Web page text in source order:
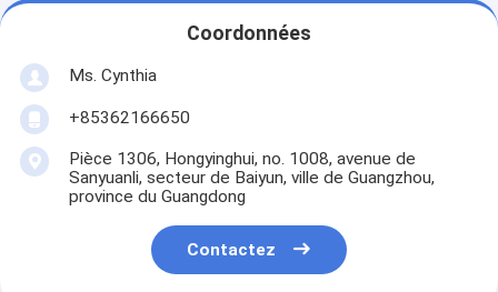
Coordonnées
Ms. Cynthia
‪+85362166650‬
Pièce 1306, Hongyinghui, no. 1008, avenue de
Sanyuanli, secteur de Baiyun, ville de Guangzhou,
province du Guangdong
Contactez